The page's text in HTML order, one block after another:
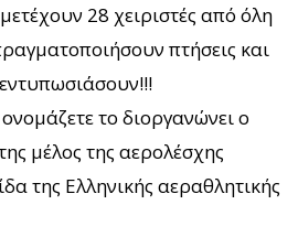
28 χειριστές από όλη
πτήσεις και
το διοργανώνει ο
μέλος της αερολέσχης
της Ελληνικής αεραθλητικής